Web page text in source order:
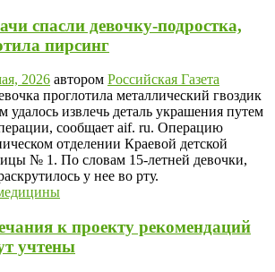
спасли девочку-подростка,
пирсинг
2026 автором Российская Газета
проглотила металлический гвоздик
удалось извлечь деталь украшения путем
сообщает aif. ru. Операцию
отделении Краевой детской
№ 1. По словам 15-летней девочки,
у нее во рту.
к проекту рекомендаций
учтены